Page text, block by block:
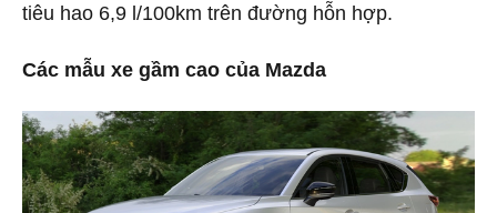
tiêu hao 6,9 l/100km trên đường hỗn hợp.
Các mẫu xe gầm cao của Mazda